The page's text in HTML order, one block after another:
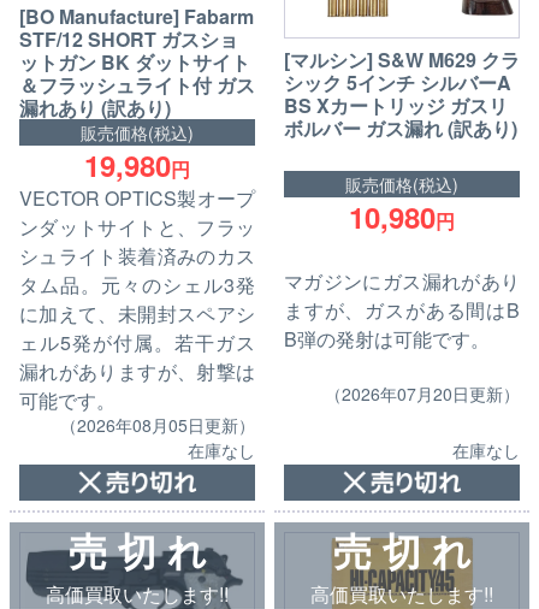
[BO Manufacture] Fabarm
STF/12 SHORT ガスショ
ットガン BK ダットサイト
＆フラッシュライト付 ガス
漏れあり (訳あり)
販売価格(税込)
19,980円
VECTOR OPTICS製オープ
ンダットサイトと、フラッ
シュライト装着済みのカス
タム品。元々のシェル3発
に加えて、未開封スペアシ
ェル5発が付属。若干ガス
漏れがありますが、射撃は
可能です。
（2026年08月05日更新）
在庫なし
[マルシン] S&W M629 クラ
シック 5インチ シルバーA
BS Xカートリッジ ガスリ
ボルバー ガス漏れ (訳あり)
販売価格(税込)
10,980円
マガジンにガス漏れがあり
ますが、ガスがある間はB
B弾の発射は可能です。
（2026年07月20日更新）
在庫なし
売 切 れ
高価買取いたします!!
売 切 れ
高価買取いたします!!